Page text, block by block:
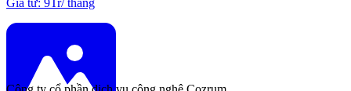
Giá từ: 9Tr/tháng